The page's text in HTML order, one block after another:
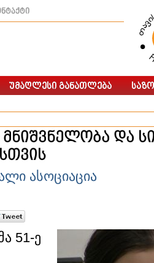
და
ასოციაცია
51-ე